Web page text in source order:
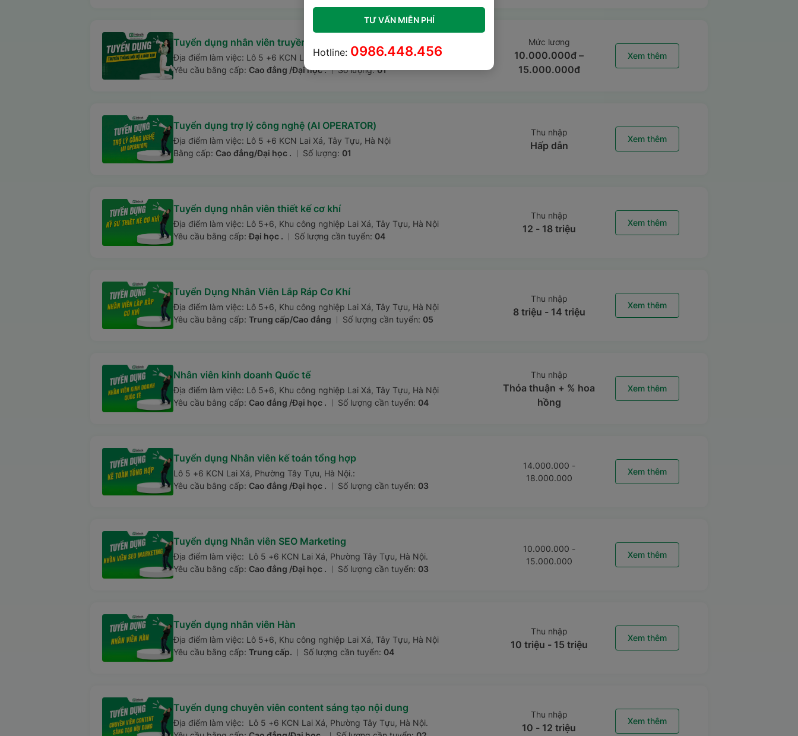
Tuyển dụng nhân viên truyền thông nội bộ & Đào tạo
Địa điểm làm việc: Lô 5 +6 KCN Lai Xá, Tây Tựu, Hà Nội
Yêu cầu bằng cấp: Cao đẳng /Đại học . | Số lượng:01
Mức lương
10.000.000đ –
15.000.000đ
Xem thêm
Tuyển dụng trợ lý công nghệ (AI OPERATOR)
Địa điểm làm việc: Lô 5 +6 KCN Lai Xá, Tây Tựu, Hà Nội
Bằng cấp: Cao đẳng/Đại học . Số lượng: 01
Thu nhập
Hấp dẫn
Xem thêm
Tuyển dụng nhân viên thiết kế cơ khí
Địa điểm làm việc: Lô 5+6, Khu công nghiệp Lai Xá, Tây Tựu, Hà Nội
Yêu cầu bằng cấp:Đại học . Số lượng cần tuyển: 04
Thu nhập
12 - 18 triệu
Xem thêm
Tuyển Dụng Nhân Viên Lắp Ráp Cơ Khí
Địa điểm làm việc: Lô 5+6, Khu công nghiệp Lai Xá, Tây Tựu, Hà Nội
Yêu cầu bằng cấp: Trung cấp/Cao đẳng Số lượng cần tuyển: 05
Thu nhập
8 triệu - 14 triệu
Xem thêm
Nhân viên kinh doanh Quốc tế
Địa điểm làm việc: Lô 5+6, Khu công nghiệp Lai Xá, Tây Tựu, Hà Nội
Yêu cầu bằng cấp: Cao đẳng /Đại học . Số lượng cần tuyển: 04
Thu nhập
Thỏa thuận + % hoa
hồng
Xem thêm
Tuyển dụng Nhân viên kế toán tổng hợp
Lô 5 +6 KCN Lai Xá, Phường Tây Tựu, Hà Nội.:
Yêu cầu bằng cấp: Cao đẳng /Đại học . Số lượng cần tuyển: 03
14.000.000 -
18.000.000
Xem thêm
Tuyển dụng Nhân viên SEO Marketing
Địa điểm làm việc: Lô 5 +6 KCN Lai Xá, Phường Tây Tựu, Hà Nội.
Yêu cầu bằng cấp: Cao đẳng /Đại học . Số lượng cần tuyển: 03
10.000.000 -
15.000.000
Xem thêm
Tuyển dụng nhân viên Hàn
Địa điểm làm việc: Lô 5+6, Khu công nghiệp Lai Xá, Tây Tựu, Hà Nội
Yêu cầu bằng cấp: Trung cấp. Số lượng cần tuyển: 04
Thu nhập
10 triệu - 15 triệu
Xem thêm
Tuyển dụng chuyên viên content sáng tạo nội dung
Địa điểm làm việc: Lô 5 +6 KCN Lai Xá, Phường Tây Tựu, Hà Nội.
Thu nhập
10 - 12 triệu
Xem thêm
TƯ VẤN MIỄN PHÍ
Hotline: 0986.448.456